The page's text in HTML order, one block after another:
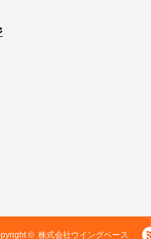
© 株式会社ウイングベース